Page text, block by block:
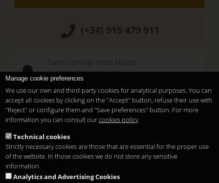
(+34) 915 479 911
Santo Domingo Hotel Madrid
Pl. Santo Domingo, 13
28013 Madrid
Temporary Closed
See you atSunset Lookers
Restaurant
Manage cookie preferences
We use our own and third-party cookies for analytical purposes. You can
accept all cookies by clicking on the "Accept" button, refuse their use with
"Reject" or configure them and "Save preferences" button. For more
information you can consult ourcookies policy
Technical cookies
Strictly necessary cookies are those that are essential for the proper use
of the website. In those cookies we do not store any sensitive
information.
Analytics and Advertising Cookies